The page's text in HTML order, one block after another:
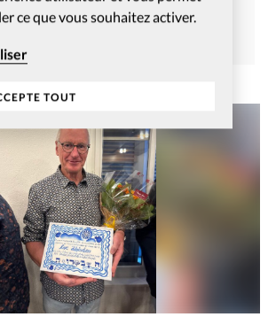
ce que vous souhaitez activer.
TOUT
Décembre 2022